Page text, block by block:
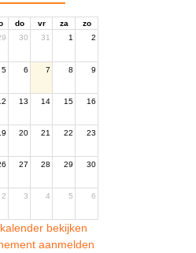
do vr za
zo
30 31 1 2
5 6 7 8 9
13 14 15 16
20 21 22 23
27 28 29 30
2 3 4 5 6
bekijken
aanmelden